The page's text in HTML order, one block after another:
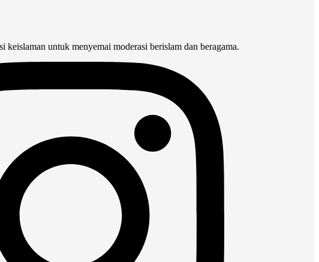
untuk menyemai moderasi berislam dan beragama.